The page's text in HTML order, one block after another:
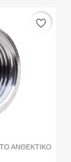
ΑΝΘΕΚΤΙΚΟ
favorite_border